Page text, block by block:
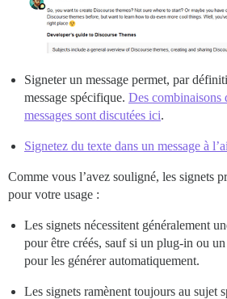
Signeter un message permet, par
message spécifique. Des combinaisons
messages sont discutées ici.
Signetez du texte dans un message à
Comme vous l’avez souligné, les signets
pour votre usage :
Les signets nécessitent généralement
pour être créés, sauf si un plug-in ou
pour les générer automatiquement.
Les signets ramènent toujours au sujet